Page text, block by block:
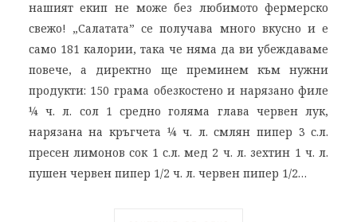
нашият екип не може без любимото фермерско
свежо! „Салатата” се получава много вкусно и е
само 181 калории, така че няма да ви убеждаваме
повече, а директно ще преминем към нужни
продукти: 150 грама обезкостено и нарязано филе
¼ ч. л. сол 1 средно голяма глава червен лук,
нарязана на кръгчета ¼ ч. л. смлян пипер 3 с.л.
пресен лимонов сок 1 с.л. мед 2 ч. л. зехтин 1 ч. л.
пушен червен пипер 1/2 ч. л. червен пипер 1/2…